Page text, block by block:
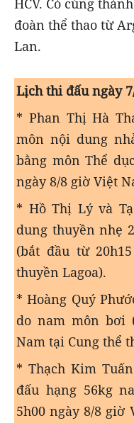
HCV. Có cùng
đoàn thể thao từ
Lan.
Lịch thi đấu ngày
* Phan Thị Hà
môn nội dung
bằng môn Thể
ngày 8/8 giờ Việt
* Hồ Thị Lý và
dung thuyền nhẹ
(bắt đầu từ
thuyền Lagoa).
* Hoàng Quý
do nam môn bơi
Nam tại Cung thể
* Thạch Kim
đấu hạng 56kg
5h00 ngày 8/8 giờ